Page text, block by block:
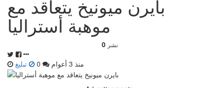
بايرن ميونيخ يتعاقد مع
موهبة أستراليا
0 نشر
منذ 3 أعوام تبليغ